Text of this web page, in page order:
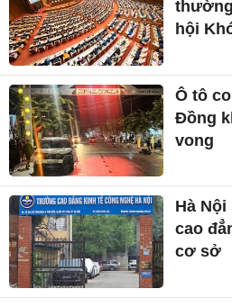
hội
Ô tô
Đồng
vong
Hà
cao
cơ sở